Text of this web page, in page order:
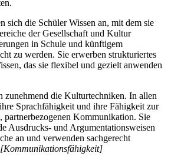
sich die Schüler Wissen an, mit dem sie
der Gesellschaft und Kultur
in Schule und künftigem
zu werden. Sie erwerben strukturiertes
das sie flexibel und gezielt anwenden
zunehmend die Kulturtechniken. In allen
Sprachfähigkeit und ihre Fähigkeit zur
partnerbezogenen Kommunikation. Sie
Ausdrucks- und Argumentationsweisen
an und verwenden sachgerecht
[Kommunikationsfähigkeit]